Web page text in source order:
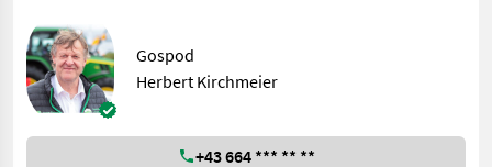
Gospod
Herbert Kirchmeier
+43 664 *** ** **